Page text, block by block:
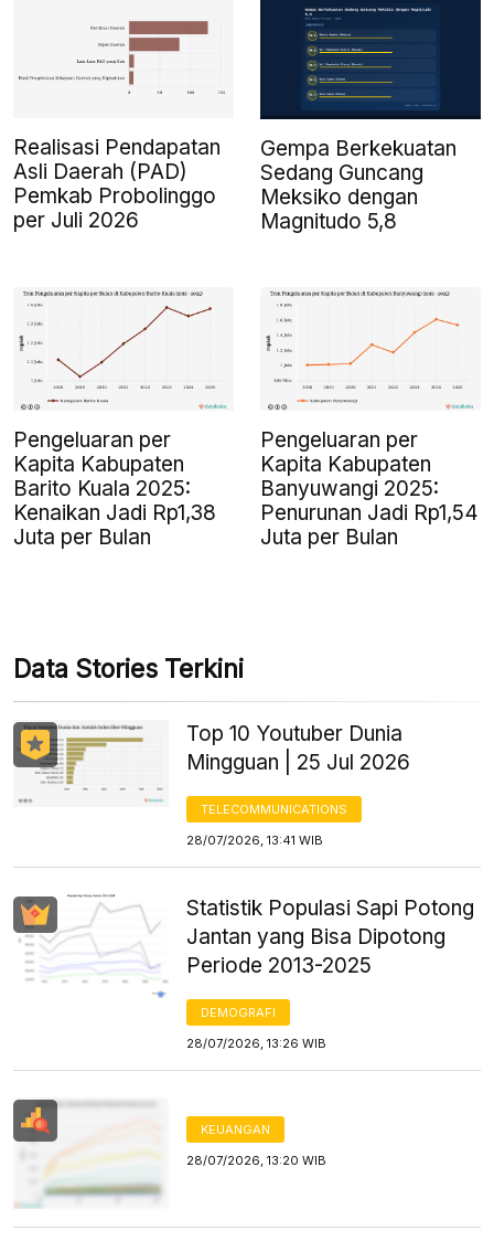
Realisasi Pendapatan
Asli Daerah (PAD)
Pemkab Probolinggo
per Juli 2026
Gempa Berkekuatan
Sedang Guncang
Meksiko dengan
Magnitudo 5,8
Pengeluaran per
Kapita Kabupaten
Barito Kuala 2025:
Kenaikan Jadi Rp1,38
Juta per Bulan
Pengeluaran per
Kapita Kabupaten
Banyuwangi 2025:
Penurunan Jadi Rp1,54
Juta per Bulan
Data Stories Terkini
Top 10 Youtuber Dunia
Mingguan | 25 Jul 2026
TELECOMMUNICATIONS
28/07/2026, 13:41 WIB
Statistik Populasi Sapi Potong
Jantan yang Bisa Dipotong
Periode 2013-2025
DEMOGRAFI
28/07/2026, 13:26 WIB
KEUANGAN
28/07/2026, 13:20 WIB